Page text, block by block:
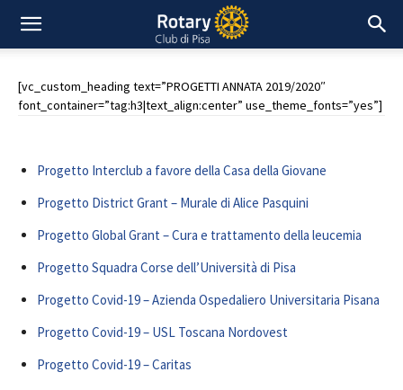
[vc_custom_heading text=”PROGETTI ANNATA 2019/2020″
font_container=”tag:h3|text_align:center” use_theme_fonts=”yes”]
Progetto Interclub a favore della Casa della Giovane
Progetto District Grant – Murale di Alice Pasquini
Progetto Global Grant – Cura e trattamento della leucemia
Progetto Squadra Corse dell’Università di Pisa
Progetto Covid-19 – Azienda Ospedaliero Universitaria Pisana
Progetto Covid-19 – USL Toscana Nordovest
Progetto Covid-19 – Caritas